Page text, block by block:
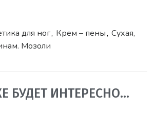
для ног, Крем – пены, Сухая,
Мозоли
БУДЕТ ИНТЕРЕСНО…